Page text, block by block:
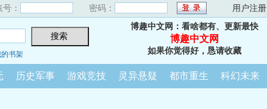
号： 密码： 用户注册
书架
博趣中文网：看啥都有、更新最快
博趣中文网
如果你觉得好，恳请收藏
历史军事 游戏竞技 灵异悬疑 都市重生 科幻未来